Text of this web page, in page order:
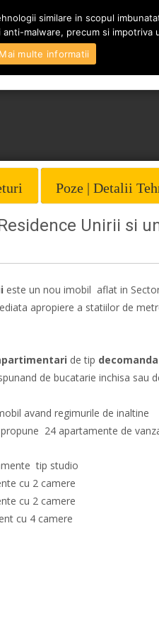
to content
Home
Vanzari
Poze | Detalii
Unirii si
este un nou imobil aflat in
apropiere a statiilor de
de tip
de bucatarie inchisa sau
avand regimurile de inaltine
24 apartamente de
tip studio
cu 2 camere
cu 2 camere
cu 4 camere
similare in scopul
malware, precum si impotriva
Mai multe informatii